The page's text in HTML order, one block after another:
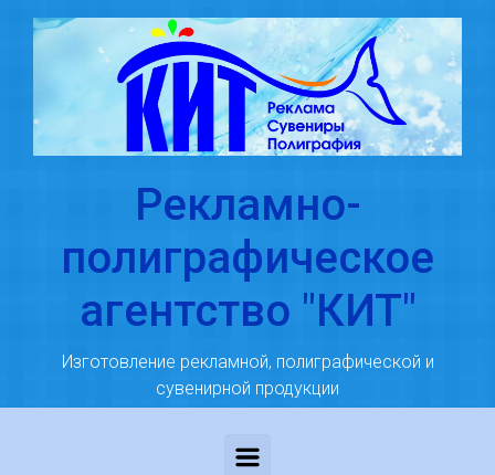
Skip to main content
Рекламно-
полиграфическое
агентство "КИТ"
Изготовление рекламной, полиграфической и
сувенирной продукции